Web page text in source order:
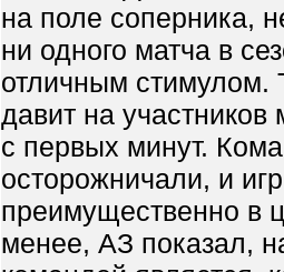
на поле соперника,
ни одного матча в
отличным стимулом.
давит на
с первых минут.
осторожничали, и
преимущественно в
менее, АЗ показал,